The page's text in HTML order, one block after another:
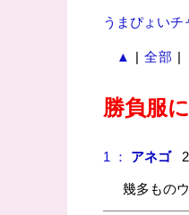
うまぴょいチ
▲ | 全部 |
勝負服
1 ： アネゴ
幾多もの